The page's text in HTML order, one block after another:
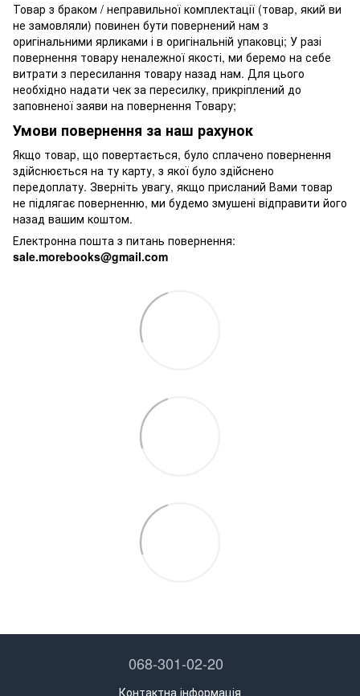
Товар з браком / неправильної комплектації (товар, який ви
не замовляли) повинен бути повернений нам з
оригінальними ярликами і в оригінальній упаковці; У разі
повернення товару неналежної якості, ми беремо на себе
витрати з пересилання товару назад нам. Для цього
необхідно надати чек за пересилку, прикріплений до
заповненої заяви на повернення Товару;
Умови повернення за наш рахунок
Якщо товар, що повертається, було сплачено повернення
здійснюється на ту карту, з якої було здійснено
передоплату. Зверніть увагу, якщо присланий Вами товар
не підлягає поверненню, ми будемо змушені відправити його
назад вашим коштом.
Електронна пошта з питань повернення:
sale.morebooks@gmail.com
068-301-02-20
Контактна інформація